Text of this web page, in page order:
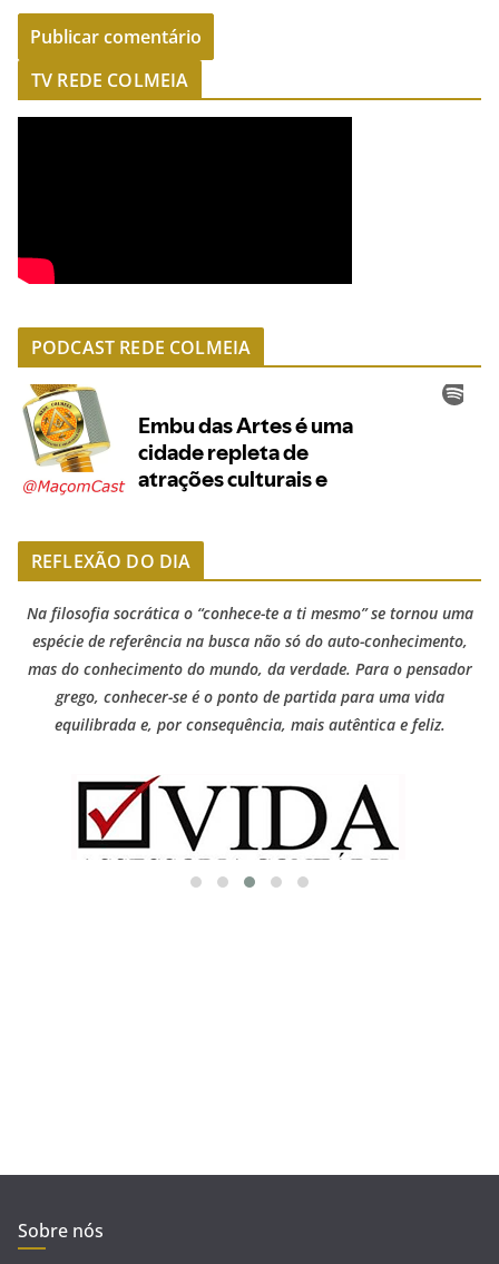
TV REDE COLMEIA
PODCAST REDE COLMEIA
REFLEXÃO DO DIA
Na filosofia socrática o “conhece-te a ti mesmo” se tornou uma
espécie de referência na busca não só do auto-conhecimento,
mas do conhecimento do mundo, da verdade. Para o pensador
grego, conhecer-se é o ponto de partida para uma vida
equilibrada e, por consequência, mais autêntica e feliz.